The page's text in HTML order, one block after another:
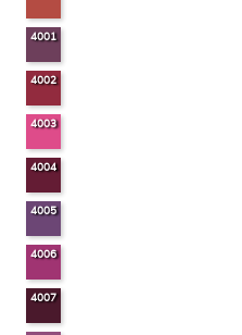
4001
4002
4003
4004
4005
4006
4007